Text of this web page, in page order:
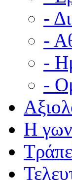
-
-
-
-
Η